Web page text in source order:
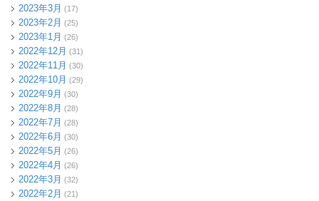
2023年3月 (17)
2023年2月 (25)
2023年1月 (26)
2022年12月 (31)
2022年11月 (30)
2022年10月 (29)
2022年9月 (30)
2022年8月 (28)
2022年7月 (28)
2022年6月 (30)
2022年5月 (26)
2022年4月 (26)
2022年3月 (32)
2022年2月 (21)